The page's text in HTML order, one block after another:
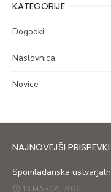
KATEGORIJE
Dogodki
Naslovnica
Novice
NAJNOVEJŠI PRISPEVKI
Spomladanska
13 MARCA, 2026